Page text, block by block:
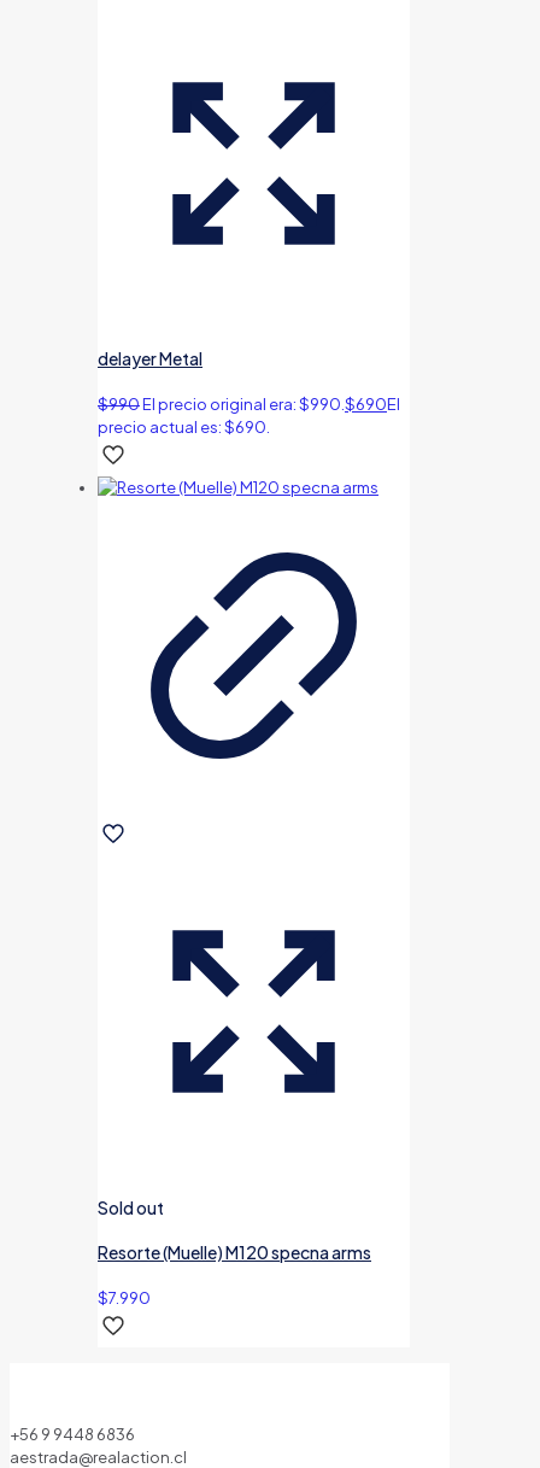
delayer Metal
$990El precio original era: $990. $690El
precio actual es: $690.
Sold out
Resorte (Muelle) M120 specna arms
$7.990
+56 9 9448 6836
aestrada@realaction.cl